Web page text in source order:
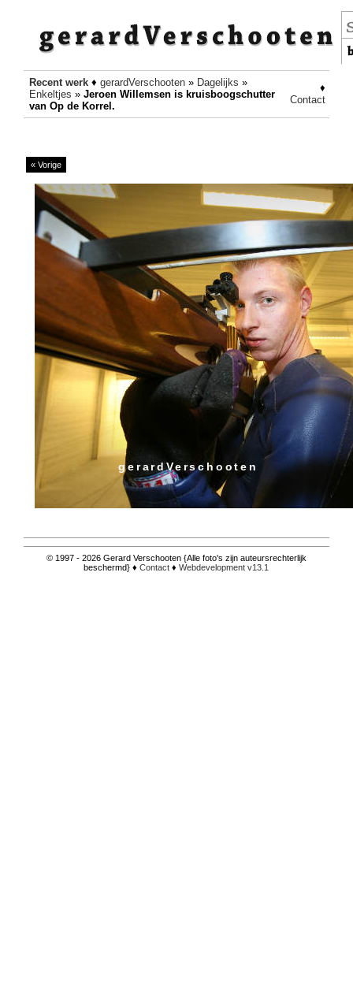
Recent werk♦ gerardVerschooten» Dagelijks »
Enkeltjes » Jeroen Willemsen is kruisboogschutter
van Op de Korrel.
♦
Contact
« Vorige
gerardVerschooten
© 1997 - 2026 Gerard Verschooten {Alle foto's zijn auteursrechterlijk
beschermd} ♦Contact ♦Webdevelopment v13.1